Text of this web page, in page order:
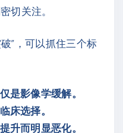
切关注。
”，可以抓住三个标
是影像学缓解。
床选择。
升而明显恶化。